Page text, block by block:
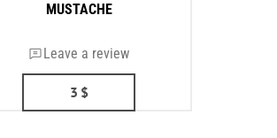
MUSTACHE
Leave a review
3 $